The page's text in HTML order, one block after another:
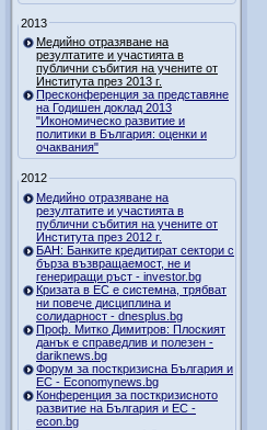
2013
Медийно отразяване на
резултатите и участията в
публични събития на учените от
Института през 2013 г.
Пресконференция за представяне
на Годишен доклад 2013
"Икономическо развитие и
политики в България: оценки и
очаквания"
2012
Медийно отразяване на
резултатите и участията в
публични събития на учените от
Института през 2012 г.
БАН: Банките кредитират сектори с
бърза възвращаемост, не и
генериращи ръст - investor.bg
Кризата в ЕС е системна, трябват
ни повече дисциплина и
солидарност - dnesplus.bg
Проф. Митко Димитров: Плоският
данък е справедлив и полезен -
dariknews.bg
Форум за посткризисна България и
ЕС - Economynews.bg
Конференция за посткризисното
развитие на България и ЕС -
econ.bg